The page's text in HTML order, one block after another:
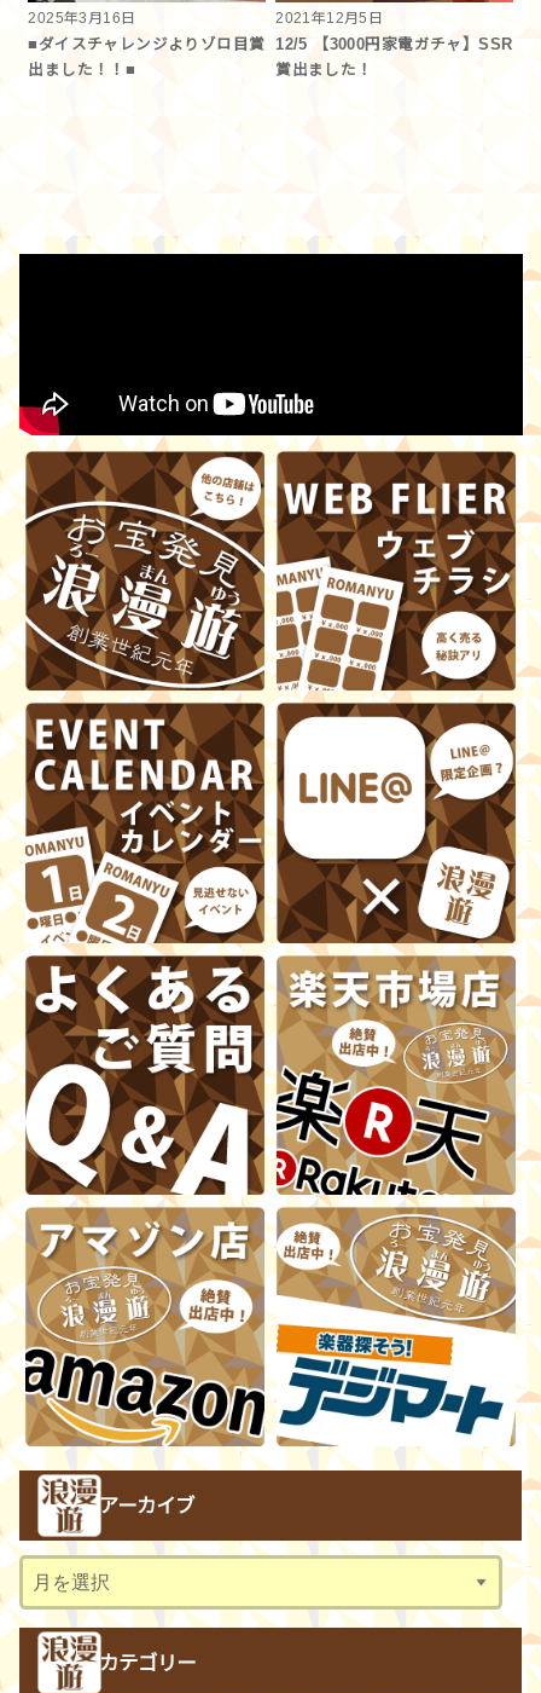
2025年3月16日
■ダイスチャレンジよりゾロ目賞
出ました！！■
2021年12月5日
12/5 【3000円家電ガチャ】SSR
賞出ました！
アーカイブ
ー
カテゴリー